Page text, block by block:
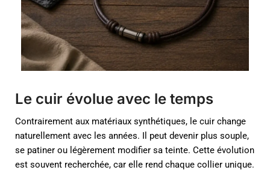
Le cuir évolue avec le temps
Contrairement aux matériaux synthétiques, le cuir change
naturellement avec les années. Il peut devenir plus souple,
se patiner ou légèrement modifier sa teinte. Cette évolution
est souvent recherchée, car elle rend chaque collier unique.